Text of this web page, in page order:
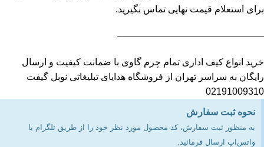
برای استعلام قیمت نهایی تماس بگیرید.
———————————————–
خرید انواع کیف اداری تمام چرم گاوی با ضمانت کیفیت و ارسال
رایگان به سراسر تهران از فروشگاه هدایای تبلیغاتی نوبل گیفت
02191009310
نحوه ثبت سفارش
به منظور ثبت سفارش، کد محصول مورد نظر خود را از طریق تلگرام یا
واتس‌اپ ارسال فرمائید.